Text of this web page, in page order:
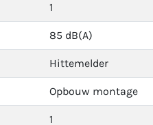
1
85 dB(A)
Hittemelder
Opbouw montage
1